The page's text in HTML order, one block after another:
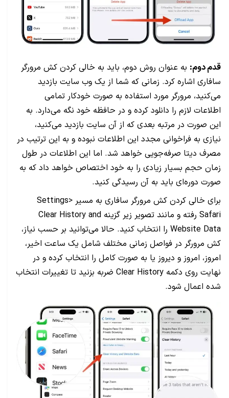
قدم دوم: به عنوان روش دوم، باید به خالی کردن کش مرورگر
سافاری اشاره کرد. زمانی که شما از یک وب سایت بازدید
می‌کنید، مرورگر مورد استفاده به صورت خودکار تمامی
اطلاعات لازم را دانلود کرده و در حافظه خود نگه می‌دارد. به
این صورت در مرتبه بعدی که از آن سایت بازدید می‌کنید،
نیازی به فراخوانی مجدد این اطلاعات نبوده و به این ترتیب در
مصرف دیتا صرفه‌جویی خواهد شد. اما این اطلاعات در طول
زمان حجم بسیار زیادی را به خود اختصاص خواهد داد که به
صورت دوره‌ای باید به آن رسیدگی کنید.
برای خالی کردن کش مرورگر سافاری به مسیر Settings>
Safari رفته و مانند تصویر زیر گزینه Clear History and
Website Data را انتخاب کنید. حالا می‌توانید بر حسب نیاز،
کش مرورگر در فواصل زمانی مختلف شامل یک ساعت اخیر،
امروز، امروز و دیروز یا به صورت کامل را انتخاب کرده و در
نهایت روی دکمه Clear History ضربه بزنید تا تغییرات انتخاب
شده اعمال شود.